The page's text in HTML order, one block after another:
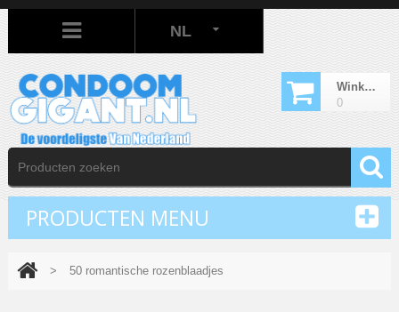
Winkelwagen
0
NL
PRODUCTEN MENU
> 50 romantische rozenblaadjes